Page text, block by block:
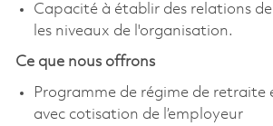
Capacité à établir des relations
les niveaux de l'organisation.
Ce que nous offrons
Programme de régime de retraite
avec cotisation de l’employeur